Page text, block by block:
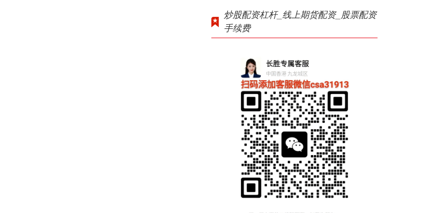
炒股配资杠杆_线上期货配资_股票配资
手续费